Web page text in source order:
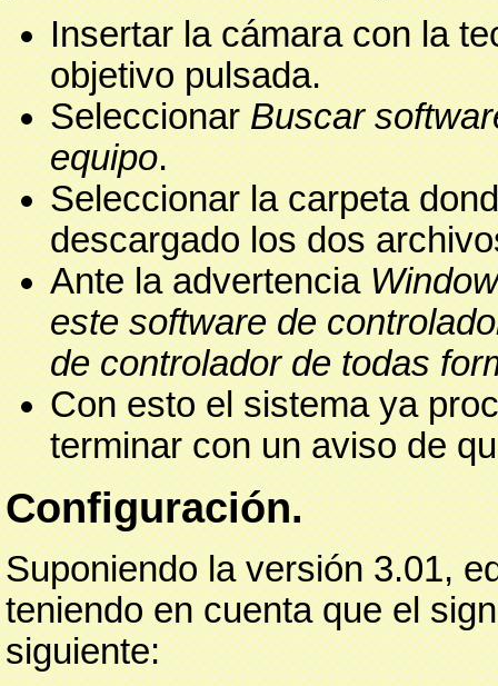
Insertar la cámara con la
objetivo pulsada.
SeleccionarBuscar
equipo.
Seleccionar la carpeta
descargado los dos
Ante la advertencia
este software de
de controlador de todas
Con esto el sistema ya
terminar con un aviso de
Configuración.
Suponiendo la versión 3.01,
teniendo en cuenta que el
siguiente: